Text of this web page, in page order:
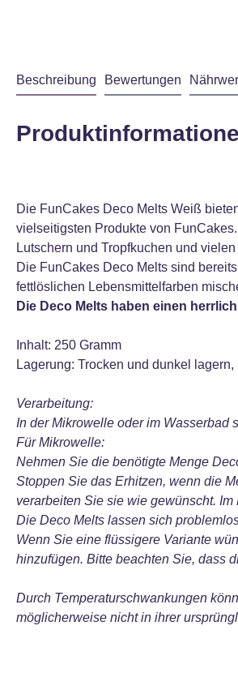
Beschreibung Bewertungen
Die FunCakes Deco Melts Weiß
vielseitigsten Produkte von
Lutschern und Tropfkuchen und
Die FunCakes Deco Melts sind
fettlöslichen Lebensmittelfarben
Die Deco Melts haben einen
Inhalt: 250 Gramm
Lagerung: Trocken und dunkel lagern,
Verarbeitung:
In der Mikrowelle oder im Wasserbad
Für Mikrowelle:
Nehmen Sie die benötigte Menge
Stoppen Sie das Erhitzen, wenn die
verarbeiten Sie sie wie gewünscht.
Die Deco Melts lassen sich
Wenn Sie eine flüssigere Variante
hinzufügen. Bitte beachten Sie, dass
Durch Temperaturschwankungen
möglicherweise nicht in ihrer